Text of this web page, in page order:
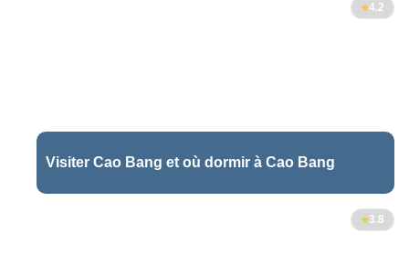
4.2
Visiter Cao Bang et où dormir à Cao Bang
3.8